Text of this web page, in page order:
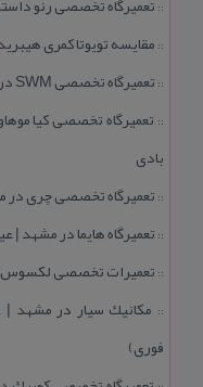
::
:: مقایسه تویوتا كمری
:: تعمیرگاه تخصصی SWM در مشهد | تعمیر موتور، گیربكس و عیب‌یابی برق
:: تعمیرگاه تخصصی كیا
بادی
:: تعمیرگاه تخصصی چری در مشهد | ۱۰ سال تجربه و
::تعمیرگاه هایما در مشهد
:: تعمیرات تخصصی لكسوس
:: مكانیك سیار در مشهد
فوری)